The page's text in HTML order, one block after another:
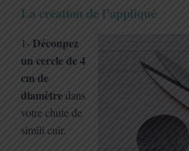
La création de l’appliqué
1-Découpez
un cercle de 4
cm de
diamètredans
votre chute de
simili cuir.